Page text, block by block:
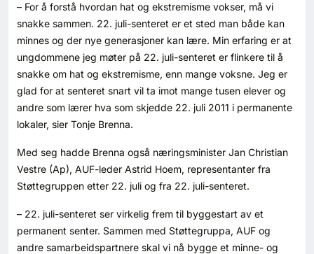
Øvrige
Tips redaksjonen
Annonsering
Abonnere magasin
Abonnement Pluss
Login
– For å forstå hvordan hat og ekstremisme vokser, må vi
snakke sammen. 22. juli-senteret er et sted man både kan
minnes og der nye generasjoner kan lære. Min erfaring er at
ungdommene jeg møter på 22. juli-senteret er flinkere til å
snakke om hat og ekstremisme, enn mange voksne. Jeg er
glad for at senteret snart vil ta imot mange tusen elever og
andre som lærer hva som skjedde 22. juli 2011 i permanente
lokaler, sier Tonje Brenna.
Med seg hadde Brenna også næringsminister Jan Christian
Vestre (Ap), AUF-leder Astrid Hoem, representanter fra
Støttegruppen etter 22. juli og fra 22. juli-senteret.
– 22. juli-senteret ser virkelig frem til byggestart av et
permanent senter. Sammen med Støttegruppa, AUF og
andre samarbeidspartnere skal vi nå bygge et minne- og